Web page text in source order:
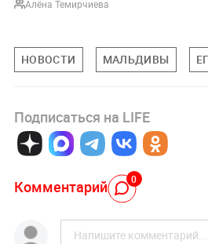
Алёна Темирчиева
НОВОСТИ МАЛЬДИВЫ
Подписаться на LIFE
Комментарий 0